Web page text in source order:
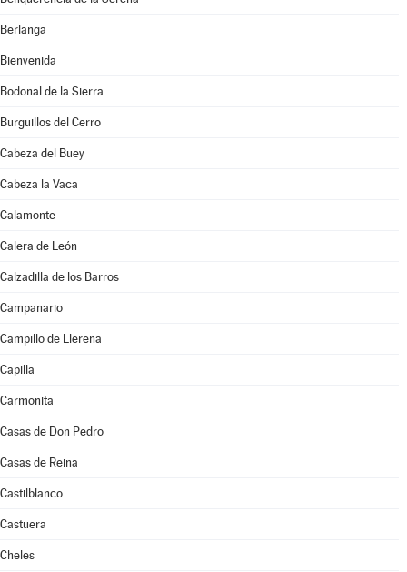
Berlanga
Bienvenida
Bodonal de la Sierra
Burguillos del Cerro
Cabeza del Buey
Cabeza la Vaca
Calamonte
Calera de León
Calzadilla de los Barros
Campanario
Campillo de Llerena
Capilla
Carmonita
Casas de Don Pedro
Casas de Reina
Castilblanco
Castuera
Cheles